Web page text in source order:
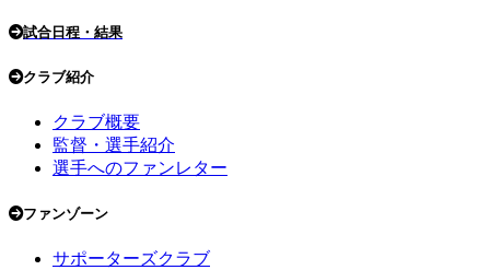
試合日程・結果
クラブ紹介
クラブ概要
監督・選手紹介
選手へのファンレター
ファンゾーン
サポーターズクラブ